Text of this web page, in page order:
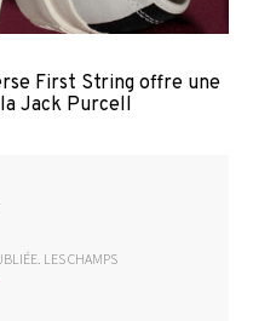
First String offre une
Jack Purcell
LES CHAMPS